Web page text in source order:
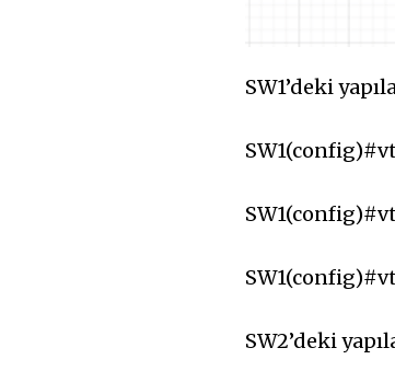
SW1’deki
SW2’deki